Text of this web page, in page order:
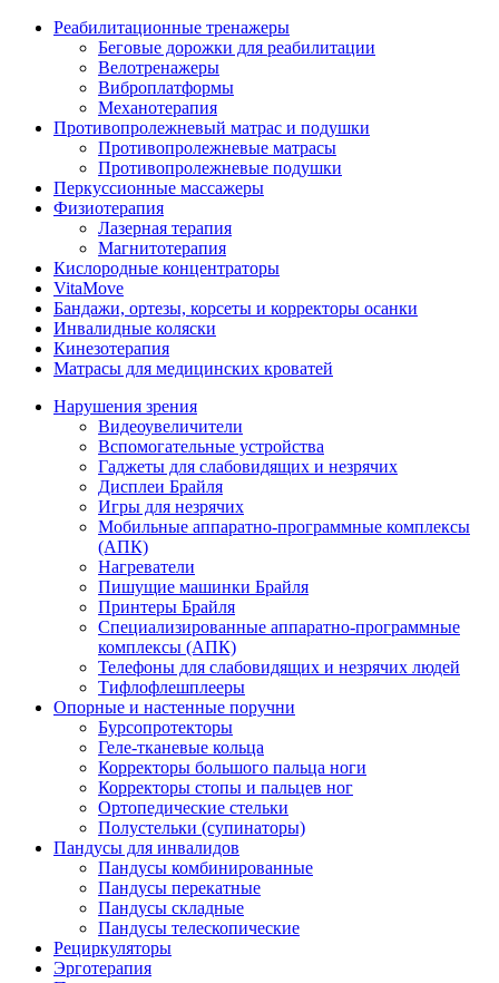
Реабилитационные тренажеры
Беговые дорожки для реабилитации
Велотренажеры
Виброплатформы
Механотерапия
Противопролежневый матрас и подушки
Противопролежневые матрасы
Противопролежневые подушки
Перкуссионные массажеры
Физиотерапия
Лазерная терапия
Магнитотерапия
Кислородные концентраторы
VitaMove
Бандажи, ортезы, корсеты и корректоры осанки
Инвалидные коляски
Кинезотерапия
Матрасы для медицинских кроватей
Нарушения зрения
Видеоувеличители
Вспомогательные устройства
Гаджеты для слабовидящих и незрячих
Дисплеи Брайля
Игры для незрячих
Мобильные аппаратно-программные комплексы
(АПК)
Нагреватели
Пишущие машинки Брайля
Принтеры Брайля
Специализированные аппаратно-программные
комплексы (АПК)
Телефоны для слабовидящих и незрячих людей
Тифлофлешплееры
Опорные и настенные поручни
Бурсопротекторы
Геле-тканевые кольца
Корректоры большого пальца ноги
Корректоры стопы и пальцев ног
Ортопедические стельки
Полустельки (супинаторы)
Пандусы для инвалидов
Пандусы комбинированные
Пандусы перекатные
Пандусы складные
Пандусы телескопические
Рециркуляторы
Эрготерапия